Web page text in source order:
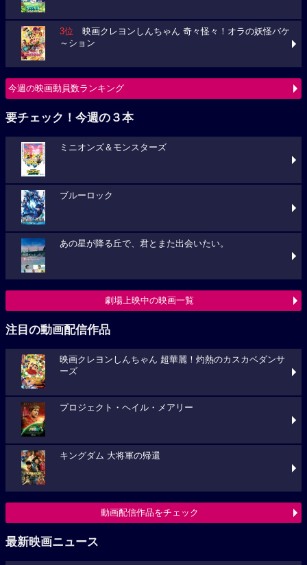
3位 映画クレヨンしんちゃん 奇々怪々！オラの妖怪バケ
～ション
今週の映画動員数ランキング
要チェック！今週の３本
ミニオンズ＆モンスターズ
ブルーロック
あの星が降る丘で、君とまた出会いたい。
劇場上映中の映画一覧
注目の動画配信作品
映画クレヨンしんちゃん 超華麗！灼熱のカスカベダンサ
ーズ
プロジェクト・ヘイル・メアリー
キングダム 大将軍の帰還
動画配信作品をチェック
最新映画ニュース